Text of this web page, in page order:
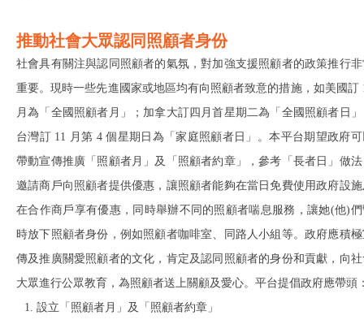
推動社會大眾認同照顧者身份
社會具有關注與認同照顧者的氣氛，對加強支援照顧者的政策推行
重要。現時一些先進國家或地區均有向照顧者致意的措施，如美國訂
月為「全國照顧者月」；加拿大訂四月首星期二為「全國照顧者日
台灣訂 11 月第 4 個星期日為「家庭照顧者日」。本平台期望政府
帶動宣傳推廣「照顧者月」及「照顧者約章」，參考「長者日」做
邀請商戶向照顧者提供優惠，讓照顧者能夠在當日免費使用政府設
在合作商戶享有優惠，同時舉辦不同的照顧者喘息服務，讓她(他)
時放下照顧者身份，例如照顧者咖啡室、同路人小組等。政府應積
傳及推廣關愛照顧者的文化，肯定及認同照顧者的身份和貢獻，向
大眾進行公眾教育，為照顧者送上關顧及愛心。平台提倡政府應帶頭
設立「照顧者月」及「照顧者約章」